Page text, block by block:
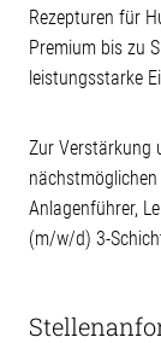
Rezepturen für
Premium bis zu
leistungsstarke
Zur Verstärkung
Anlagenführer,
(m/w/d) 3-